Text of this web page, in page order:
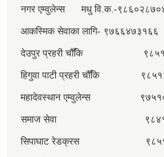
नगर एम्वुलेन्स मधु वि.क.-
आकस्मिक सेवाका लागि- ९७६६४७३१६६
देउपुर प्रहरी चौँकि
हिगुवा पाटी प्रहरी चौँकि
महादेवस्थान एम्वुलेन्स
समाज सेवा
सिपाघाट रेडक्रस